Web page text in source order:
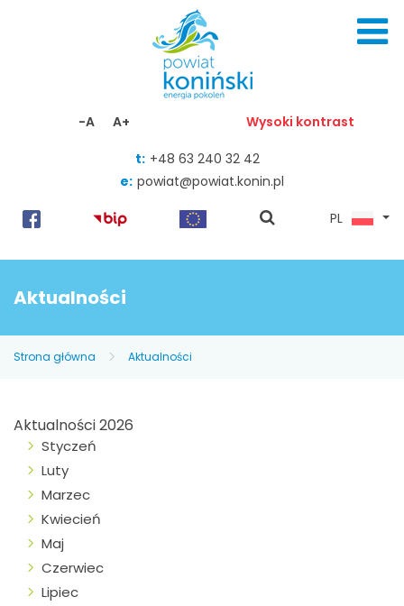
-A A+ Wysoki kontrast
t: +48 63 240 32 42
e: powiat@powiat.konin.pl
pokaż
PL
Aktualności
Strona główna Aktualności
Aktualności 2026
Styczeń
Luty
Marzec
Kwiecień
Maj
Czerwiec
Lipiec